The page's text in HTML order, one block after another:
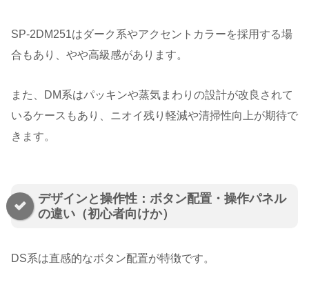
SP-2DM251はダーク系やアクセントカラーを採用する場
合もあり、やや高級感があります。
また、DM系はパッキンや蒸気まわりの設計が改良されて
いるケースもあり、ニオイ残り軽減や清掃性向上が期待で
きます。
デザインと操作性：ボタン配置・操作パネル
の違い（初心者向けか）
DS系は直感的なボタン配置が特徴です。